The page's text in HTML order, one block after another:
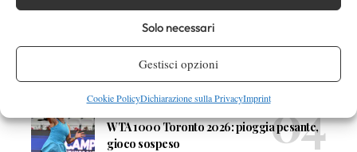
Solo necessari
Gestisci opzioni
Cookie PolicyDichiarazione sulla PrivacyImprint
News
Masters 1000 Montreal 2026: medical time
out per Shang contro Darderi
News Wta
WTA 1000 Toronto 2026: pioggia pesante,
gioco sospeso